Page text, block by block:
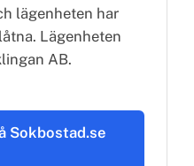
lägenheten har
Lägenheten
AB.
Sokbostad.se